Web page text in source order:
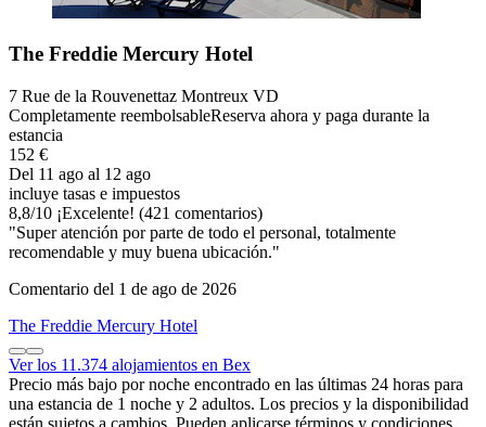
The Freddie Mercury Hotel
7 Rue de la Rouvenettaz Montreux VD
Completamente reembolsableReserva ahora y paga durante la
estancia
152 €
Del 11 ago al 12 ago
incluye tasas e impuestos
8,8/10 ¡Excelente! (421 comentarios)
"Super atención por parte de todo el personal, totalmente
recomendable y muy buena ubicación."
Comentario del 1 de ago de 2026
The Freddie Mercury Hotel
Ver los 11.374 alojamientos en Bex
Precio más bajo por noche encontrado en las últimas 24 horas para
una estancia de 1 noche y 2 adultos. Los precios y la disponibilidad